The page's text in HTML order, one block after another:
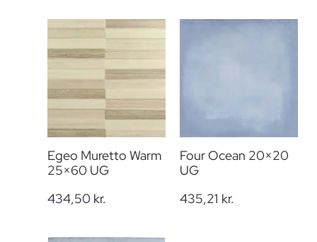
Egeo Muretto Warm
25×60 UG
434,50 kr.
Four Ocean 20×20
UG
435,21 kr.